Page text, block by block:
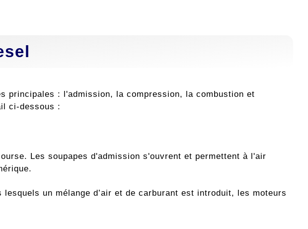
principales : l'admission, la compression, la combustion et
ci-dessous :
Les soupapes d'admission s'ouvrent et permettent à l'air
lesquels un mélange d’air et de carburant est introduit, les moteurs